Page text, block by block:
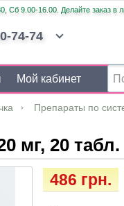
Сб 9.00-16.00. Делайте заказ в
74-74
Мой кабинет
Препараты по
мг, 20 табл.
486 грн.